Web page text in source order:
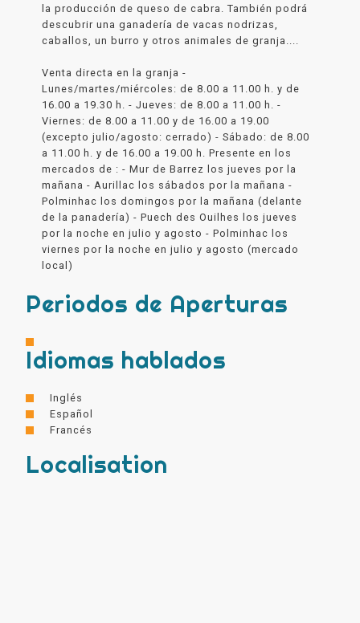
la producción de queso de cabra. También podrá
descubrir una ganadería de vacas nodrizas,
caballos, un burro y otros animales de granja....
Venta directa en la granja -
Lunes/martes/miércoles: de 8.00 a 11.00 h. y de
16.00 a 19.30 h. - Jueves: de 8.00 a 11.00 h. -
Viernes: de 8.00 a 11.00 y de 16.00 a 19.00
(excepto julio/agosto: cerrado) - Sábado: de 8.00
a 11.00 h. y de 16.00 a 19.00 h. Presente en los
mercados de : - Mur de Barrez los jueves por la
mañana - Aurillac los sábados por la mañana -
Polminhac los domingos por la mañana (delante
de la panadería) - Puech des Ouilhes los jueves
por la noche en julio y agosto - Polminhac los
viernes por la noche en julio y agosto (mercado
local)
Periodos de Aperturas
Idiomas hablados
Inglés
Español
Francés
Localisation